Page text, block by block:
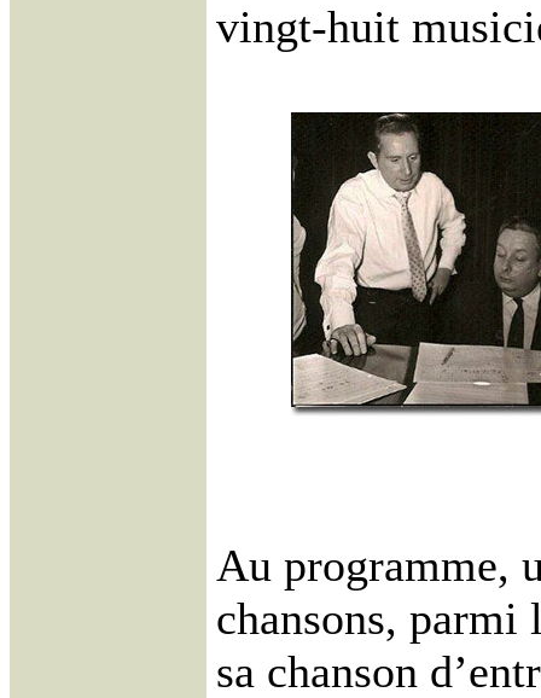
vingt-huit
Au programme,
chansons, parmi
sa chanson